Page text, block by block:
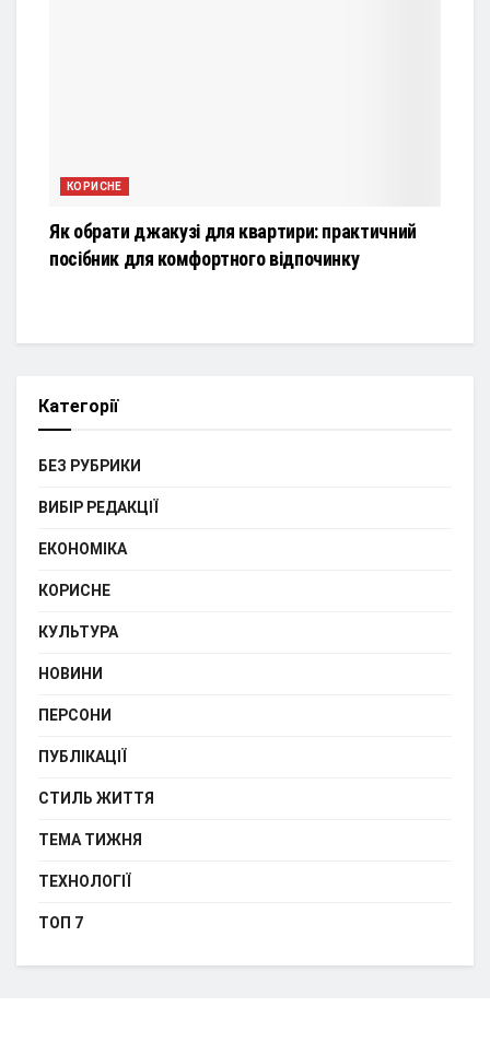
КОРИСНЕ
Як обрати джакузі для квартири: практичний
посібник для комфортного відпочинку
Категорії
БЕЗ РУБРИКИ
ВИБІР РЕДАКЦІЇ
ЕКОНОМІКА
КОРИСНЕ
КУЛЬТУРА
НОВИНИ
ПЕРСОНИ
ПУБЛІКАЦІЇ
СТИЛЬ ЖИТТЯ
ТЕМА ТИЖНЯ
ТЕХНОЛОГІЇ
ТОП 7